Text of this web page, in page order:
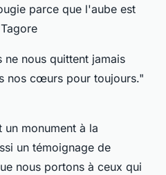
parce que l'aube est
ne nous quittent jamais
nos cœurs pour toujours."
monument à la
un témoignage de
nous portons à ceux qui